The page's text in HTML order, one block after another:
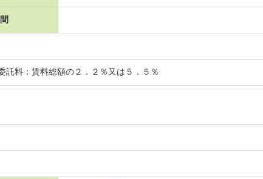
託料：賃料総額の２．２％又は５．５％